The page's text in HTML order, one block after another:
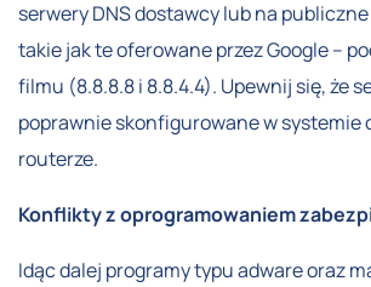
serwery DNS dostawcy lub na
takie jak te oferowane przez Google –
filmu (8.8.8.8 i 8.8.4.4). Upewnij się, że
poprawnie skonfigurowane w systemie
routerze.
Konflikty z oprogramowaniem
Idąc dalej programy typu adware oraz